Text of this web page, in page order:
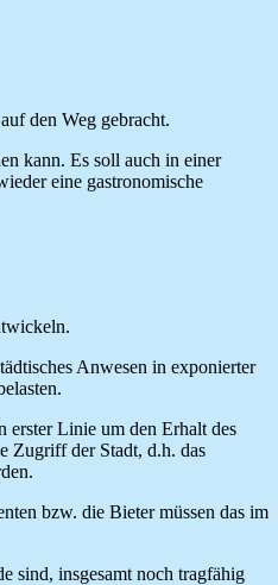
den Weg gebracht.
kann. Es soll auch in einer
eine gastronomische
Anwesen in exponierter
erster Linie um den Erhalt des
Zugriff der Stadt, d.h. das
bzw. die Bieter müssen das im
sind, insgesamt noch tragfähig